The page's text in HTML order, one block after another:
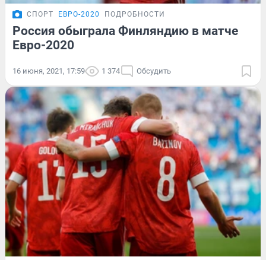
СПОРТ ЕВРО-2020 ПОДРОБНОСТИ
Россия обыграла Финляндию в матче
Евро-2020
16 июня, 2021, 17:59 1 374 Обсудить